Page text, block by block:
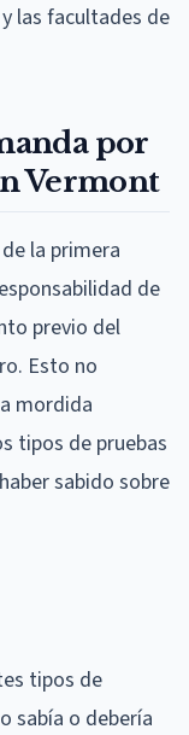
las facultades de
por
Vermont
la primera
de
previo del
Esto no
mordida
tipos de pruebas
sabido sobre
tipos de
sabía o debería